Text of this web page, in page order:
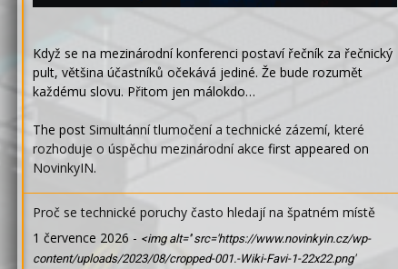
Když se na mezinárodní konferenci postaví řečník za řečnický
pult, většina účastníků očekává jediné. Že bude rozumět
každému slovu. Přitom jen málokdo…
The post Simultánní tlumočení a technické zázemí, které
rozhoduje o úspěchu mezinárodní akce first appeared on
NovinkyIN.
Proč se technické poruchy často hledají na špatném místě
1 července 2026 - <img alt='' src='https://www.novinkyin.cz/wp-
content/uploads/2023/08/cropped-001.-Wiki-Favi-1-22x22.png'